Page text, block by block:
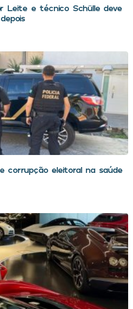
Leite e técnico Schülle deve
corrupção eleitoral na saúde